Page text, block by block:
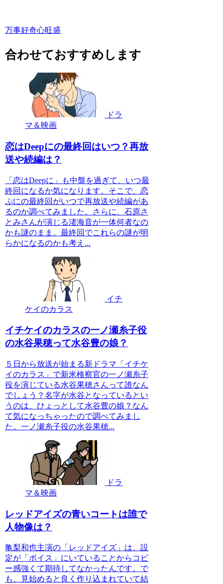
万事好奇心旺盛
合わせておすすめします
ドラ
マ＆映画
恋はDeepにの最終回はいつ？再放
送や続編は？
「恋はDeepに」も中盤を過ぎて、いつ最
終回になるか気になります。そこで、恋
ぷにの最終回がいつで再放送や続編があ
るのか調べてみました。さらに、石原さ
とみさんが演じる渚海音が一体何者なの
かも謎のまま。最終回でこれらの謎が明
らかになるのかも考え...
イチ
ケイのカラス
イチケイのカラスの一ノ瀬糸子役
の水谷果穂って水谷豊の娘？
５日から放送が始まる新ドラマ「イチケ
イのカラス」で新米検察官の一ノ瀬糸子
役を演じている水谷果穂さんって誰なん
でしょう？名字が水谷となっているとい
うのは、ひょっとして水谷豊の娘？なん
て気になっちゃったので調べてみまし
た。一ノ瀬糸子役の水谷果穂...
ドラ
マ＆映画
レッドアイズの青いコートは誰で
人物像は？
亀梨和也主演の「レッドアイズ」は、設
定が「ボイス」にいていることからコピ
ー感強くて期待してなかったんです。で
も、見始めると良く作り込まれていて結